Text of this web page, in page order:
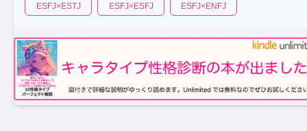
ESFJ× ESTJ ESFJ× ESFJ ESFJ× ENFJ